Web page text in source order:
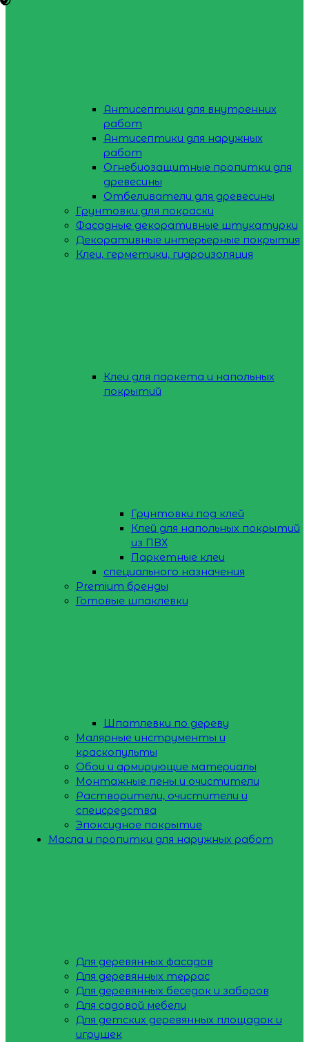
Антисептики для внутренних
работ
Антисептики для наружных
работ
Огнебиозащитные пропитки для
древесины
Отбеливатели для древесины
Грунтовки для покраски
Фасадные декоративные штукатурки
Декоративные интерьерные покрытия
Клеи, герметики, гидроизоляция
Клеи для паркета и напольных
покрытий
Грунтовки под клей
Клей для напольных покрытий
из ПВХ
Паркетные клеи
специального назначения
Premium бренды
Готовые шпаклевки
Шпатлевки по дереву
Малярные инструменты и
краскопульты
Обои и армирующие материалы
Монтажные пены и очистители
Растворители, очистители и
спецсредства
Эпоксидное покрытие
Масла и пропитки для наружных работ
Для деревянных фасадов
Для деревянных террас
Для деревянных беседок и заборов
Для садовой мебели
Для детских деревянных площадок и
игрушек